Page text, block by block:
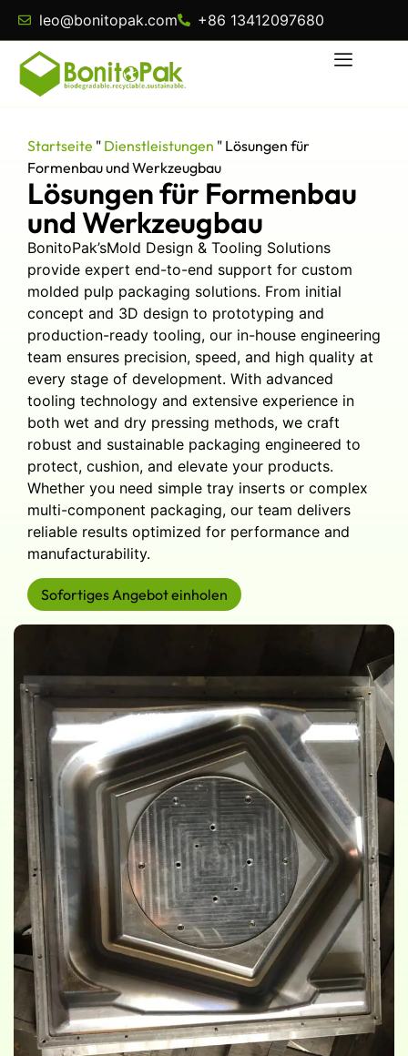
leo@bonitopak.com +86 13412097680
Startseite " Dienstleistungen " Lösungen für
Formenbau und Werkzeugbau
Lösungen für Formenbau
und Werkzeugbau
BonitoPak’sMold Design & Tooling Solutions
provide expert end-to-end support for custom
molded pulp packaging solutions. From initial
concept and 3D design to prototyping and
production-ready tooling, our in-house engineering
team ensures precision, speed, and high quality at
every stage of development. With advanced
tooling technology and extensive experience in
both wet and dry pressing methods, we craft
robust and sustainable packaging engineered to
protect, cushion, and elevate your products.
Whether you need simple tray inserts or complex
multi-component packaging, our team delivers
reliable results optimized for performance and
manufacturability.
Sofortiges Angebot einholen